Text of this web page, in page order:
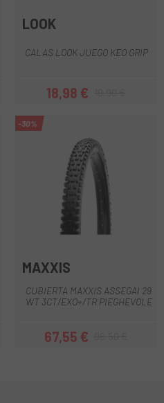
LOOK
CALAS LOOK JUEGO KEO GRIP
Prezzo
18,98 €Prezzo base
-30%
MAXXIS
CUBIERTA MAXXIS ASSEGAI 29
WT 3CT/EXO+/TR PIEGHEVOLE
Prezzo
67,55 €Prezzo base